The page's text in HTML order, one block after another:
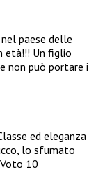
paese delle
età!!! Un figlio
non può portare i
ed eleganza
lo sfumato
10